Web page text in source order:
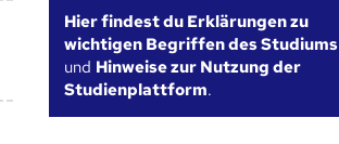
Hier findest du Erklärungen zu
wichtigen Begriffen des Studiums
und Hinweise zur Nutzung der
Studienplattform.